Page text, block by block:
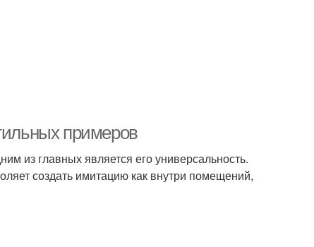
примеров
из главных является его универсальность.
создать имитацию как внутри помещений,